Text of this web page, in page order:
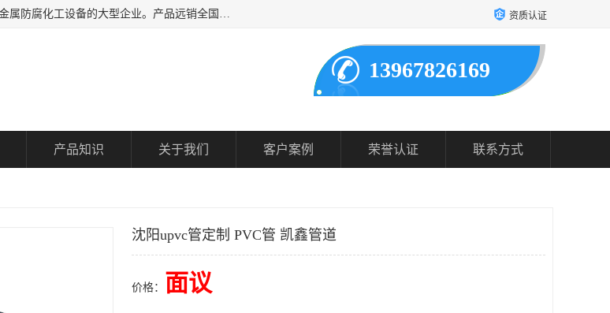
凯鑫管道科技有限公司是一家专业生产PPH、CPVC各类塑料阀门、塑料管道等非金属防腐化工设备的大型企业。产品远销全国三十一个省、市、自治区,广泛应用于化工、石油、氯碱、染料、制药、农药等行业，深受广大用户欢迎，是目前国内生产化工泵、阀门规模较大的生产基地之一。 资质认证
13967826169
产品知识 关于我们 客户案例 荣誉认证 联系方式
沈阳upvc管定制 PVC管 凯鑫管道
价格： 面议